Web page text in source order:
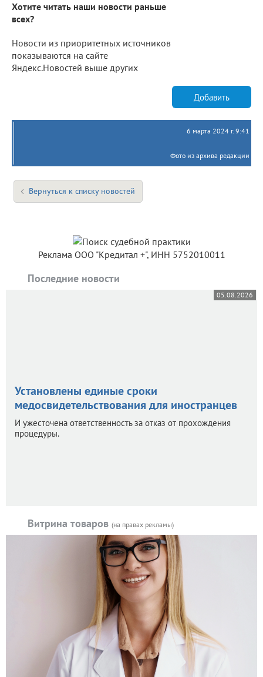
Хотите читать наши новости раньше
всех?
Новости из приоритетных источников
показываются на сайте
Яндекс.Новостей выше других
Добавить
6 марта 2024 г. 9:41
Фото из архива редакции
Вернуться к списку новостей
Реклама ООО "Кредитал +", ИНН 5752010011
Последние новости
05.08.2026
Установлены единые сроки
медосвидетельствования для иностранцев
И ужесточена ответственность за отказ от прохождения
процедуры.
Витрина товаров (на правах рекламы)